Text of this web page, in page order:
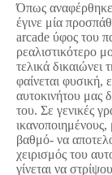
Όπως αναφέρθηκε
έγινε μία
arcade ύφος του
ρεαλιστικότερο
τελικά δικαιώνει
φαίνεται φυσική,
αυτοκινήτου μας
του. Σε γενικές
βαθμό- να
χειρισμός του
γίνεται να